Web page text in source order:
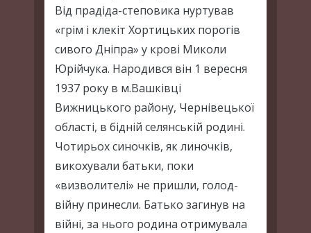
Від прадіда-степовика нуртував
«грім і клекіт Хортицьких порогів
сивого Дніпра» у крові Миколи
Юрійчука. Народився він 1 вересня
1937 року в м.Вашківці
Вижницького району, Чернівецької
області, в бідній селянській родині.
Чотирьох синочків, як линочків,
викохували батьки, поки
«визволителі» не пришли, голод-
війну принесли. Батько загинув на
війні, за нього родина отримувала